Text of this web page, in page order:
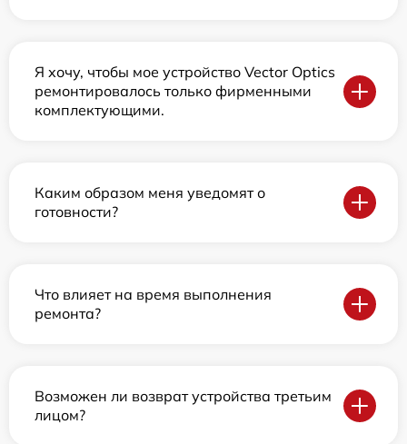
Я хочу, чтобы мое устройство Vector Optics
ремонтировалось только фирменными
комплектующими.
Каким образом меня уведомят о
готовности?
Что влияет на время выполнения
ремонта?
Возможен ли возврат устройства третьим
лицом?